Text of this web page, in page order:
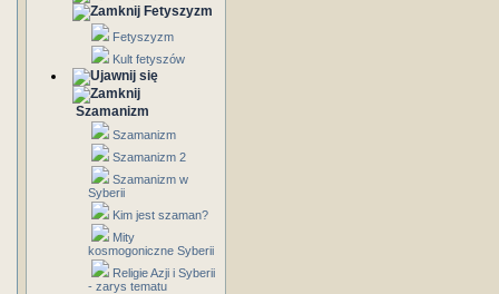
Fetyszyzm
Fetyszyzm
Kult fetyszów
Szamanizm
Szamanizm
Szamanizm 2
Szamanizm w
Syberii
Kim jest szaman?
Mity
kosmogoniczne Syberii
Religie Azji i Syberii
- zarys tematu